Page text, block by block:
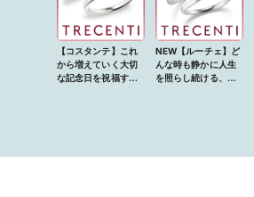
【コスタンテ】これ
から増えていく大切
な記念日を祝福する
NEW【ルーチェ】ど
んな時も静かに人生
を照らし続ける、光